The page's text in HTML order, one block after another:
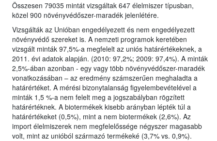
Összesen 79035 mintát vizsgáltak 647 élelmiszer típusban,
közel 900 növényvédőszer-maradék jelenlétére.
Vizsgálták az Unióban engedélyezett és nem engedélyezett
növényvédő szereket is. A nemzeti programok keretében
vizsgált minták 97,5%-a megfelelt az uniós határértékeknek, a
2011. évi adatok alapján. (2010: 97,2%; 2009: 97,4%). A minták
2,5%-ában azonban - egy vagy több növényvédőszer-maradék
vonatkozásában – az eredmény számszerűen meghaladta a
határértéket. A mérési bizonytalanság figyelembevételével a
minták 1,5 %-a nem felelt meg a jogszabályban rögzített
határértéknek. A biotermékek kisebb arányban lépték túl a
határértékeket (0,5%), mint a nem biotermékek (2,6%). Az
import élelmiszerek nem megfelelőssége négyszer magasabb
volt, mint az unióból származó termékeké (3,7% vs. 0,9%).